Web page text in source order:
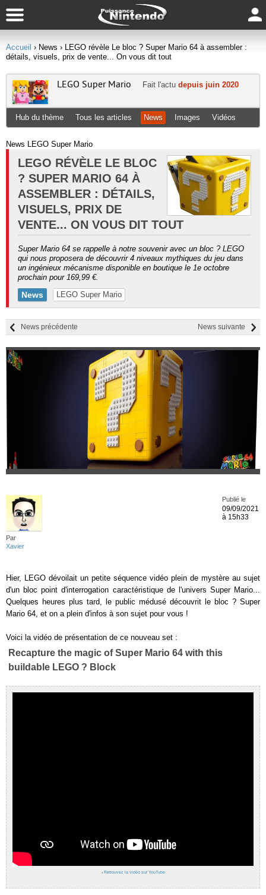
Accueil › News › LEGO révèle Le bloc ? Super Mario 64 à assembler :
détails, visuels, prix de vente... On vous dit tout
LEGO Super Mario Fait l'actu depuis juin 2020
Hub du thème Tous les articles News Images Vidéos
News LEGO Super Mario
LEGO RÉVÈLE LE BLOC
? SUPER MARIO 64 À
ASSEMBLER : DÉTAILS,
VISUELS, PRIX DE
VENTE... ON VOUS DIT TOUT
Super Mario 64 se rappelle à notre souvenir avec un bloc ? LEGO
qui nous proposera de découvrir 4 niveaux mythiques du jeu dans
un ingénieux mécanisme disponible en boutique le 1e octobre
prochain pour 169,99 €.
News LEGO Super Mario
News suivante
News précédente
Par
Xavier
Publié le
09/09/2021
à 15h33
Hier, LEGO dévoilait un petite séquence vidéo plein de mystère au sujet
d'un bloc point d'interrogation caractéristique de l'univers Super Mario...
Quelques heures plus tard, le public médusé découvrit le bloc ? Super
Mario 64, et on a plein d'infos à son sujet pour vous !
Voici la vidéo de présentation de ce nouveau set :
Recapture the magic of Super Mario 64 with this
buildable LEGO ? Block
› Retrouvez la vidéo sur YouTube